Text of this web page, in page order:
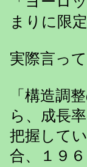
まりに限
実際言っ
「構造調
ら、成長
把握して
合、１９